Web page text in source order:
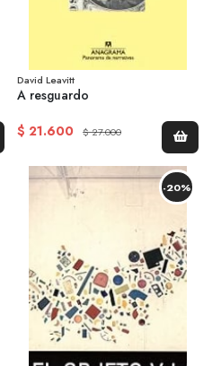
David Leavitt
A resguardo
$ 21.600
$ 27.000
-20%